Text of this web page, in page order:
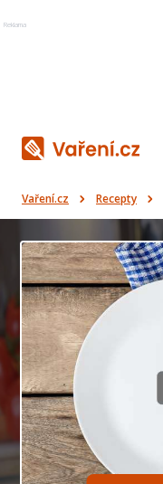
Reklama
Vaření.cz Recepty